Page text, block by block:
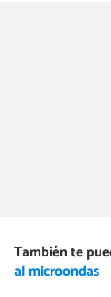
También te
al microondas